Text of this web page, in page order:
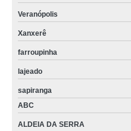
Veranópolis
Xanxerê
farroupinha
lajeado
sapiranga
ABC
ALDEIA DA SERRA